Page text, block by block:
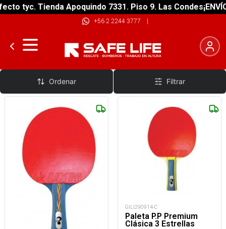
tyc. Tienda Apoquindo 7331. Piso 9. Las Condes
+56 2 2244 3777 |
Paletas
Ordenar Filtrar
GILI290914-C
Paleta P.P Premium
Clásica 3 Estrellas